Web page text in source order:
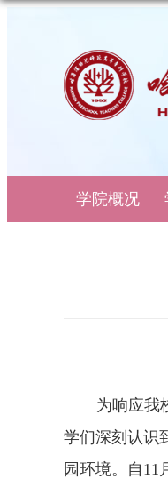
学院概况
为响应我
学们深刻认识
园环境。 自 11